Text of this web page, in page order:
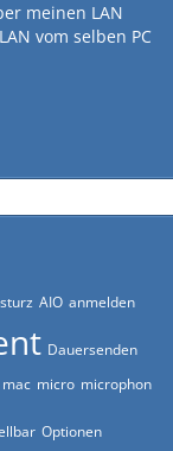
meinen LAN
vom selben PC
AIO anmelden
Dauersenden
mac micro microphon
Optionen